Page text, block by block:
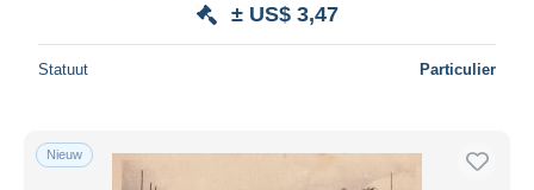
± US$ 3,47
Statuut Particulier
Nieuw